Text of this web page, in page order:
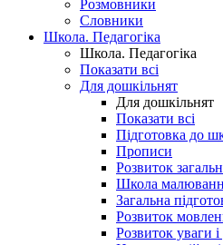
Розмовники
Словники
Школа. Педагогіка
Школа. Педагогіка
Показати всі
Для дошкільнят
Для дошкільнят
Показати всі
Підготовка до
Прописи
Розвиток
Школа
Загальна
Розвиток
Розвиток уваги і